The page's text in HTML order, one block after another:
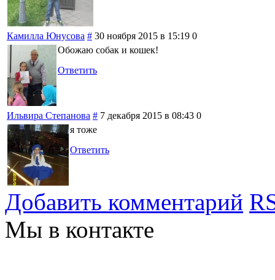
Камилла Юнусова # 30 ноября 2015 в 15:19 0
Обожаю собак и кошек!
Ответить
Ильвира Степанова # 7 декабря 2015 в 08:43 0
я тоже
Ответить
Добавить комментарий
Мы в контакте